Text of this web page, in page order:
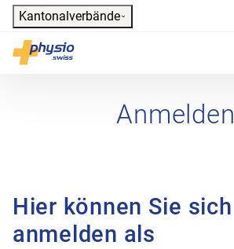
Header
Kantonalverbände
Physioswiss
Hauptnavigation
Anmelden
Hier können Sie sich
anmelden als